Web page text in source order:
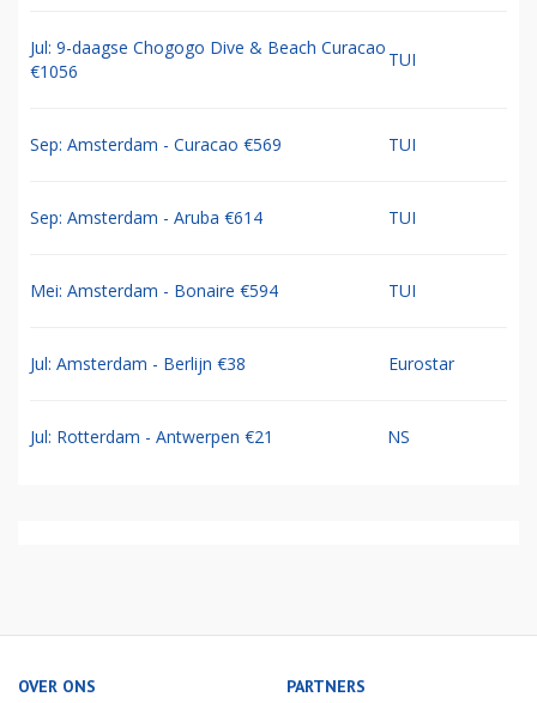
Jul: 9-daagse Chogogo Dive & Beach Curacao
€1056
TUI
Sep: Amsterdam - Curacao €569 TUI
Sep: Amsterdam - Aruba €614 TUI
Mei: Amsterdam - Bonaire €594 TUI
Jul: Amsterdam - Berlijn €38 Eurostar
Jul: Rotterdam - Antwerpen €21 NS
OVER ONS PARTNERS